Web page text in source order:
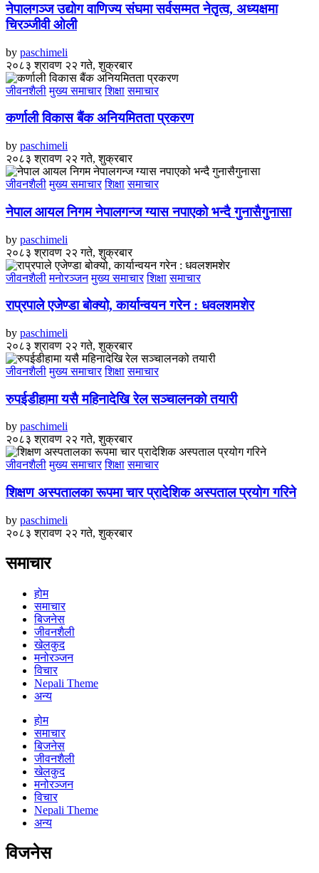
नेपालगञ्ज उद्योग वाणिज्य संघमा सर्वसम्मत नेतृत्व, अध्यक्षमा
चिरञ्जीवी ओली
by paschimeli
२०८३ श्रावण २२ गते, शुक्रबार
जीवनशैली मुख्य समाचार शिक्षा समाचार
कर्णाली विकास बैंक अनियमितता प्रकरण
by paschimeli
२०८३ श्रावण २२ गते, शुक्रबार
जीवनशैली मुख्य समाचार शिक्षा समाचार
नेपाल आयल निगम नेपालगन्ज ग्यास नपाएको भन्दै गुनासैगुनासा
by paschimeli
२०८३ श्रावण २२ गते, शुक्रबार
जीवनशैली मनोरञ्जन मुख्य समाचार शिक्षा समाचार
राप्रपाले एजेण्डा बोक्यो, कार्यान्वयन गरेन : धवलशमशेर
by paschimeli
२०८३ श्रावण २२ गते, शुक्रबार
जीवनशैली मुख्य समाचार शिक्षा समाचार
रुपईडीहामा यसै महिनादेखि रेल सञ्चालनको तयारी
by paschimeli
२०८३ श्रावण २२ गते, शुक्रबार
जीवनशैली मुख्य समाचार शिक्षा समाचार
शिक्षण अस्पतालका रूपमा चार प्रादेशिक अस्पताल प्रयोग गरिने
by paschimeli
२०८३ श्रावण २२ गते, शुक्रबार
समाचार
होम
समाचार
बिजनेस
जीवनशैली
खेलकुद
मनोरञ्जन
विचार
Nepali Theme
अन्य
होम
समाचार
बिजनेस
जीवनशैली
खेलकुद
मनोरञ्जन
विचार
Nepali Theme
अन्य
विजनेस